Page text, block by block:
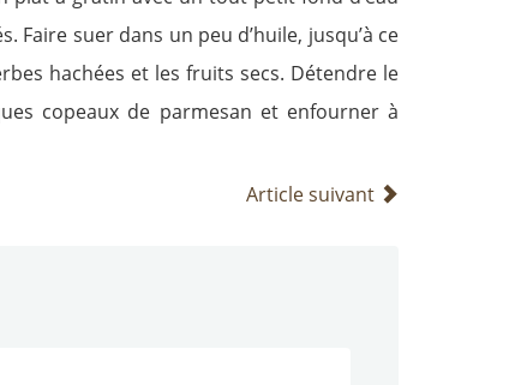
Faire suer dans un peu d’huile, jusqu’à ce
hachées et les fruits secs. Détendre le
copeaux de parmesan et enfourner à
Article suivant